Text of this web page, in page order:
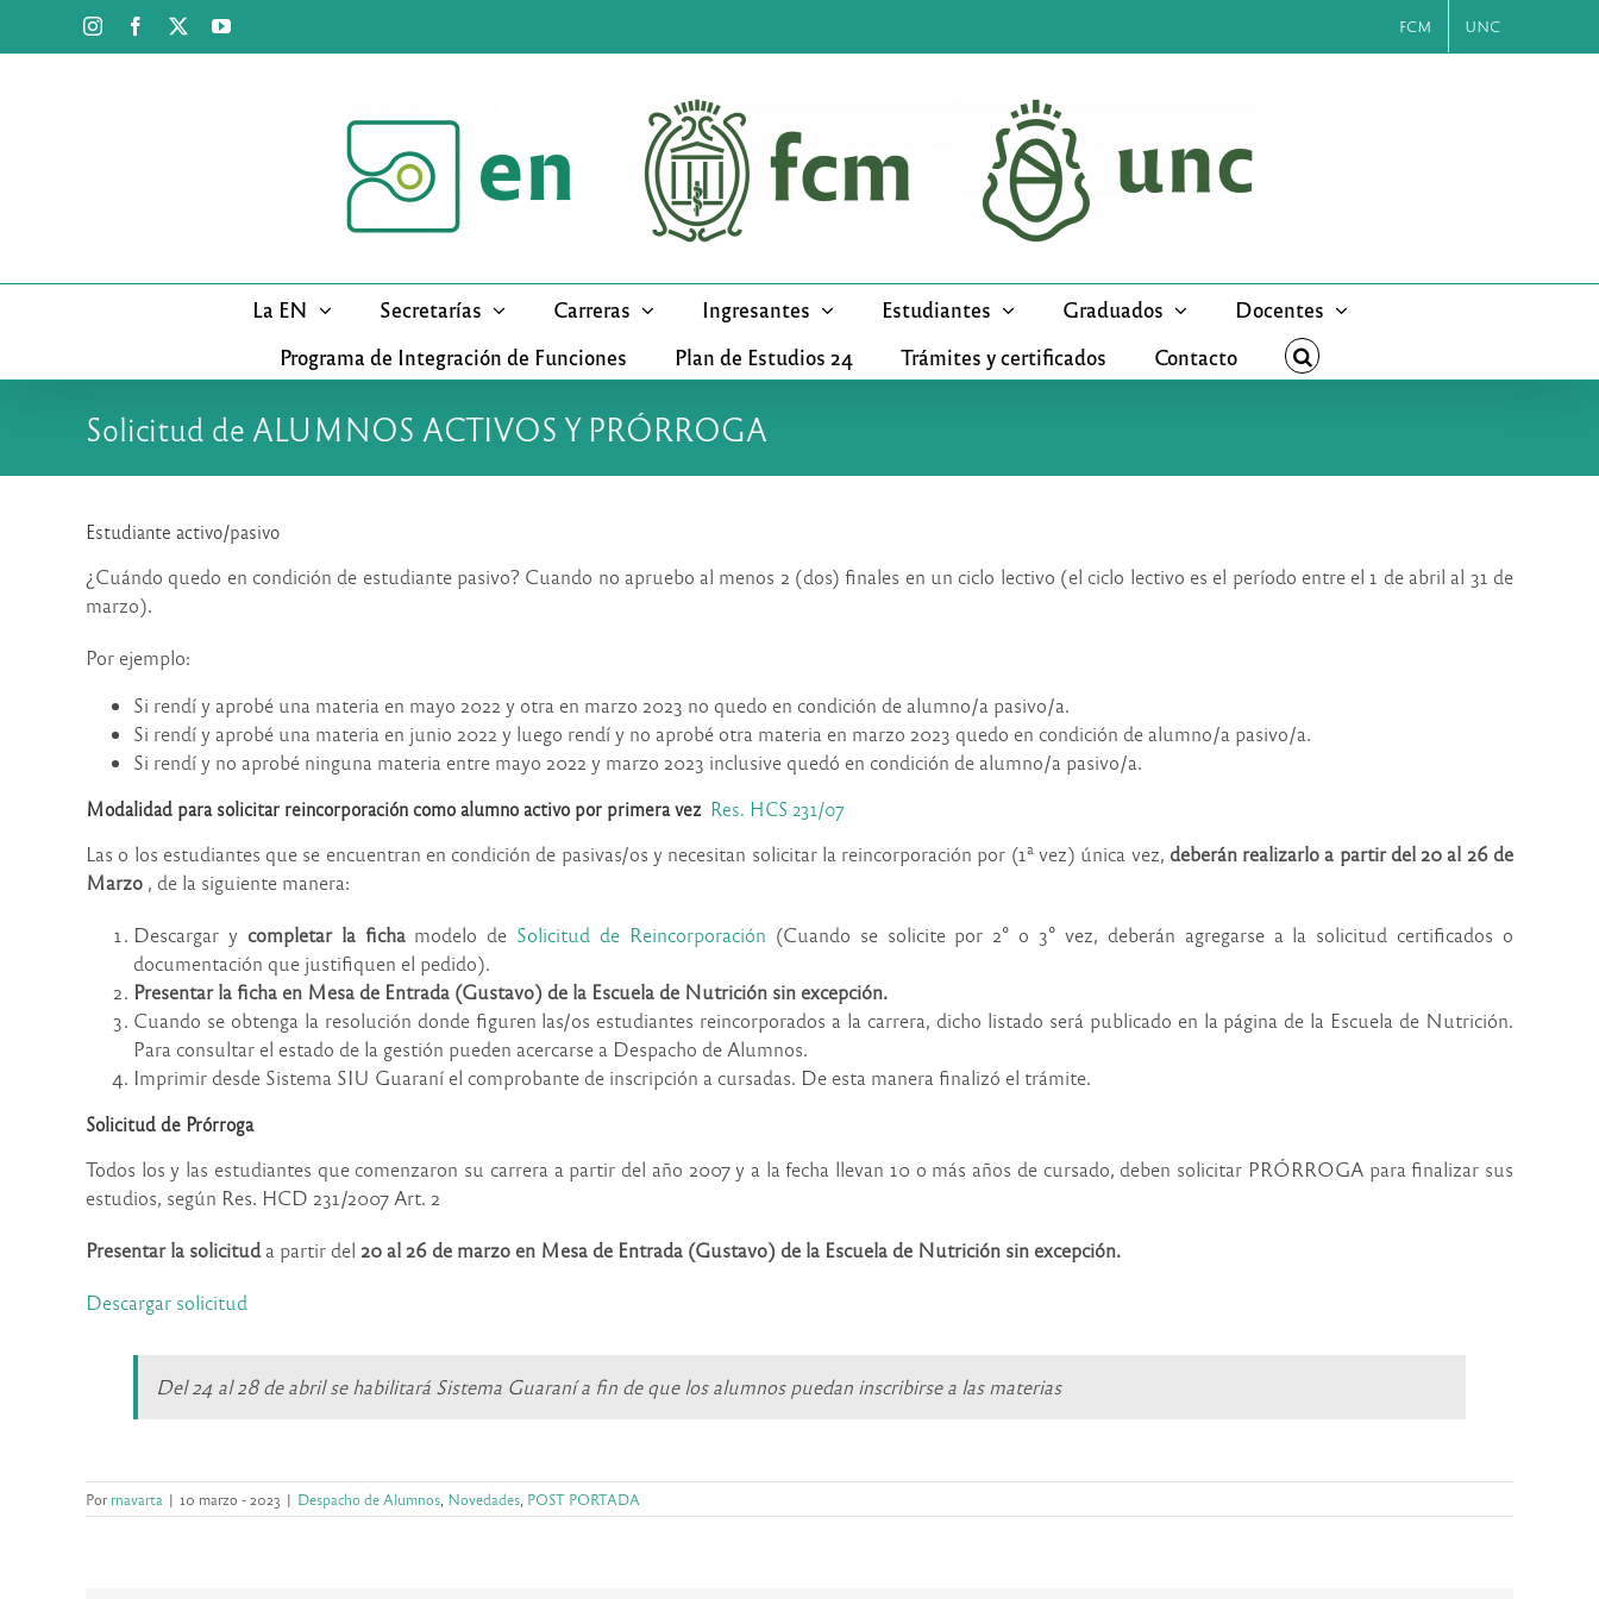
InstagramFacebook YouTube FCM UNC
La EN Secretarías Carreras Ingresantes Estudiantes Graduados
Docentes
Programa de Integración de Funciones
Plan de Estudios 24 Trámites y certificados Contacto
Solicitud de ALUMNOS ACTIVOS Y PRÓRROGA
Estudiante activo/pasivo
¿Cuándo quedo en condición de estudiante pasivo? Cuando no apruebo al menos 2 (dos) finales en un ciclo lectivo (el ciclo lectivo es el período entre el 1 de abril al 31 de
marzo).
Por ejemplo:
Si rendí y aprobé una materia en mayo 2022 y otra en marzo 2023 no quedo en condición de alumno/a pasivo/a.
Si rendí y aprobé una materia en junio 2022 y luego rendí y no aprobé otra materia en marzo 2023 quedo en condición de alumno/a pasivo/a.
Si rendí y no aprobé ninguna materia entre mayo 2022 y marzo 2023 inclusive quedó en condición de alumno/a pasivo/a.
Modalidad para solicitar reincorporación como alumno activo por primera vez Res. HCS 231/07
Las o los estudiantes que se encuentran en condición de pasivas/os y necesitan solicitar la reincorporación por (1ª vez) única vez, deberán realizarlo a partir del 20 al 26 de
Marzo , de la siguiente manera:
Descargar y completar la fichamodelo de Solicitud de Reincorporación (Cuando se solicite por 2° o 3° vez, deberán agregarse a la solicitud certificados o
documentación que justifiquen el pedido).
Presentar la ficha en Mesa de Entrada (Gustavo) de la Escuela de Nutrición sin excepción.
Cuando se obtenga la resolución donde figuren las/os estudiantes reincorporados a la carrera, dicho listado será publicado en la página de la Escuela de Nutrición.
Para consultar el estado de la gestión pueden acercarse a Despacho de Alumnos.
Imprimir desde Sistema SIU Guaraní el comprobante de inscripción a cursadas. De esta manera finalizó el trámite.
Solicitud de Prórroga
Todos los y las estudiantes que comenzaron su carrera a partir del año 2007 y a la fecha llevan 10 o más años de cursado, deben solicitar PRÓRROGA para finalizar sus
estudios, según Res. HCD 231/2007 Art. 2
Presentar la solicituda partir del 20 al 26 de marzo en Mesa de Entrada (Gustavo) de la Escuela de Nutrición sin excepción.
Descargar solicitud
Del 24 al 28 de abril se habilitará Sistema Guaraní a fin de que los alumnos puedan inscribirse a las materias
Porrnavarta | 10 marzo - 2023 | Despacho de Alumnos Novedades POST PORTADA